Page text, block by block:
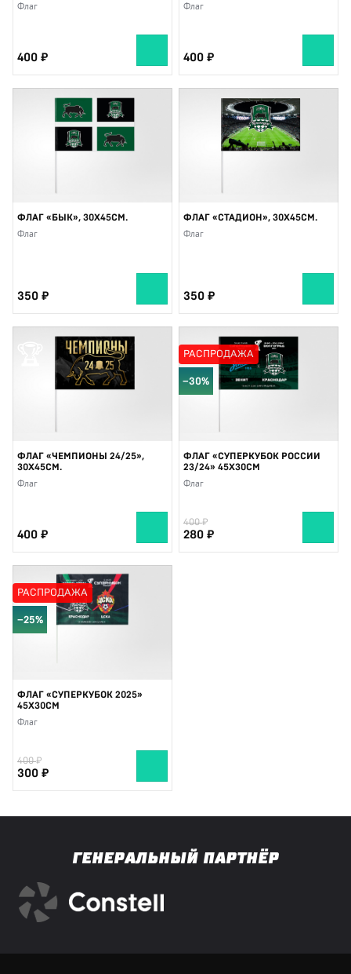
Флаг
400
Флаг
400
ФЛАГ «БЫК», 30X45СМ.
Флаг
350
ФЛАГ «СТАДИОН», 30X45СМ.
Флаг
350
ФЛАГ «ЧЕМПИОНЫ 24/25»,
30X45СМ.
Флаг
400
РАСПРОДАЖА
−30%
ФЛАГ «СУПЕРКУБОК РОССИИ
23/24» 45X30СМ
Флаг
400
280
РАСПРОДАЖА
−25%
ФЛАГ «СУПЕРКУБОК 2025»
45X30СМ
Флаг
400
300
ГЕНЕРАЛЬНЫЙ ПАРТНЁР